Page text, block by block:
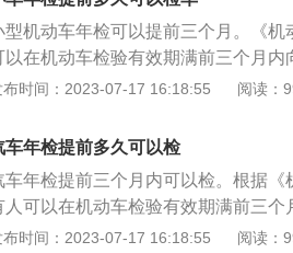
运载客汽车5年以内每年检验1次;超
型、中型非营运载客汽车10年以内
；(三)小型、微型非营运载客汽车6
；超过15年的，每6个月检验1次；(
前3个月申请机动车检测就可以。
型机动车年检可以提前三个月。《
以在机动车检验有效期满前三个月内
请前，机动车所有人应当将涉及该车
件；4、车船税纳税或者免税证明；
。车辆年检(单位)所需资料：1、行
国组织机构代码证(盖鲜章)；4、委
车船税纳税或者免税证明；7、机
年检，就是指每个已经取得正式号牌
布时间：2023-07-17 16:18:55 阅读：
车年检提前多久可以检
车年检提前三个月内可以检。根据
人可以在机动车检验有效期满前三
。汽车年检需要带以下几种材料：1.
布时间：2023-07-17 16:18:55 阅读：